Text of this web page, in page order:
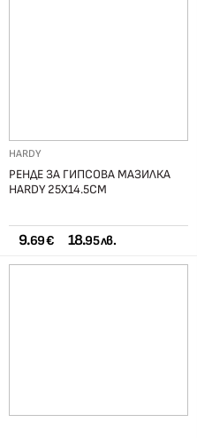
HARDY
РЕНДЕ ЗА ГИПСОВА МАЗИЛКА
HARDY 25Х14.5СМ
9.69 € 18.95 лв.